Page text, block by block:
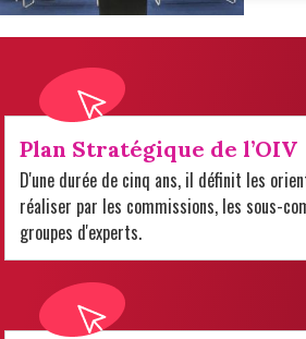
Plan Stratégique de l’OIV
D'une durée de cinq ans, il définit les
réaliser par les commissions, les sous-
groupes d'experts.